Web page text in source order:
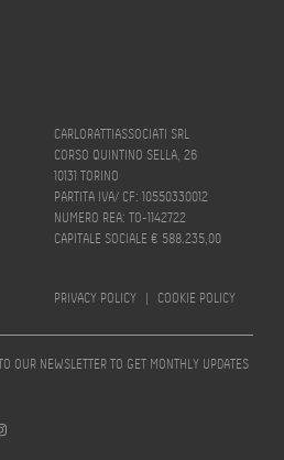
CARLORATTIASSOCIATI SRL
CORSO QUINTINO SELLA, 26
10131 TORINO
PARTITA IVA/ CF: 10550330012
NUMERO REA: TO-1142722
CAPITALE SOCIALE € 588.235,00
PRIVACY POLICY | COOKIE POLICY
OUR NEWSLETTER TO GET MONTHLY UPDATES